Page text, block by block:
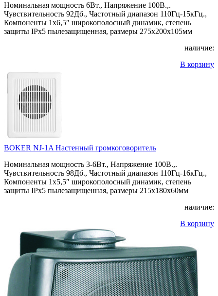
Номинальная мощность 6Вт., Напряжение 100В.,.
Чувствительность 92Дб., Частотный диапазон 110Гц-15кГц.,
Компоненты 1х6,5″ широкополосный динамик, степень
защиты IPx5 пылезащищенная, размеры 275x200x105мм
наличие:
В корзину
BOKER NJ-1A Настенный громкоговоритель
Номинальная мощность 3-6Вт., Напряжение 100В.,.
Чувствительность 98Дб., Частотный диапазон 110Гц-16кГц.,
Компоненты 1х5,5″ широкополосный динамик, степень
защиты IPx5 пылезащищенная, размеры 215x180x60мм
наличие:
В корзину